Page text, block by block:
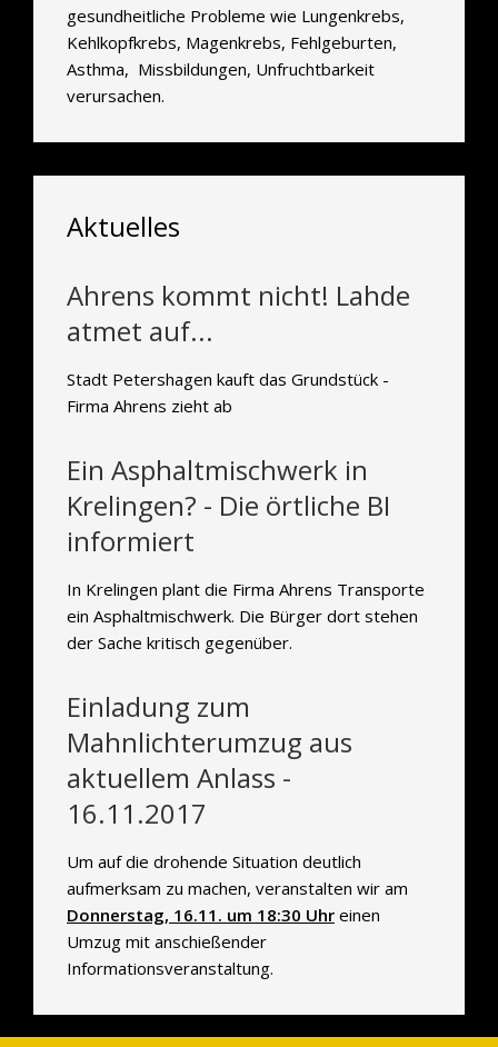
gesundheitliche Probleme wie Lungenkrebs,
Kehlkopfkrebs, Magenkrebs, Fehlgeburten,
Asthma, Missbildungen, Unfruchtbarkeit
verursachen.
Aktuelles
Ahrens kommt nicht! Lahde
atmet auf...
Stadt Petershagen kauft das Grundstück -
Firma Ahrens zieht ab
Ein Asphaltmischwerk in
Krelingen? - Die örtliche BI
informiert
In Krelingen plant die Firma Ahrens Transporte
ein Asphaltmischwerk. Die Bürger dort stehen
der Sache kritisch gegenüber.
Einladung zum
Mahnlichterumzug aus
aktuellem Anlass -
16.11.2017
Um auf die drohende Situation deutlich
aufmerksam zu machen, veranstalten wir am
Donnerstag, 16.11. um 18:30 Uhr einen
Umzug mit anschießender
Informationsveranstaltung.